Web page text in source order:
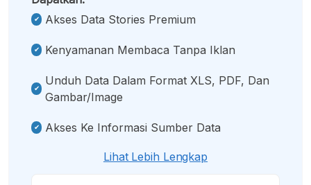
Akses Data Stories Premium
Kenyamanan Membaca Tanpa Iklan
Unduh Data Dalam Format XLS, PDF, Dan
Gambar/image
Akses Ke Informasi Sumber Data
Lihat Lebih Lengkap